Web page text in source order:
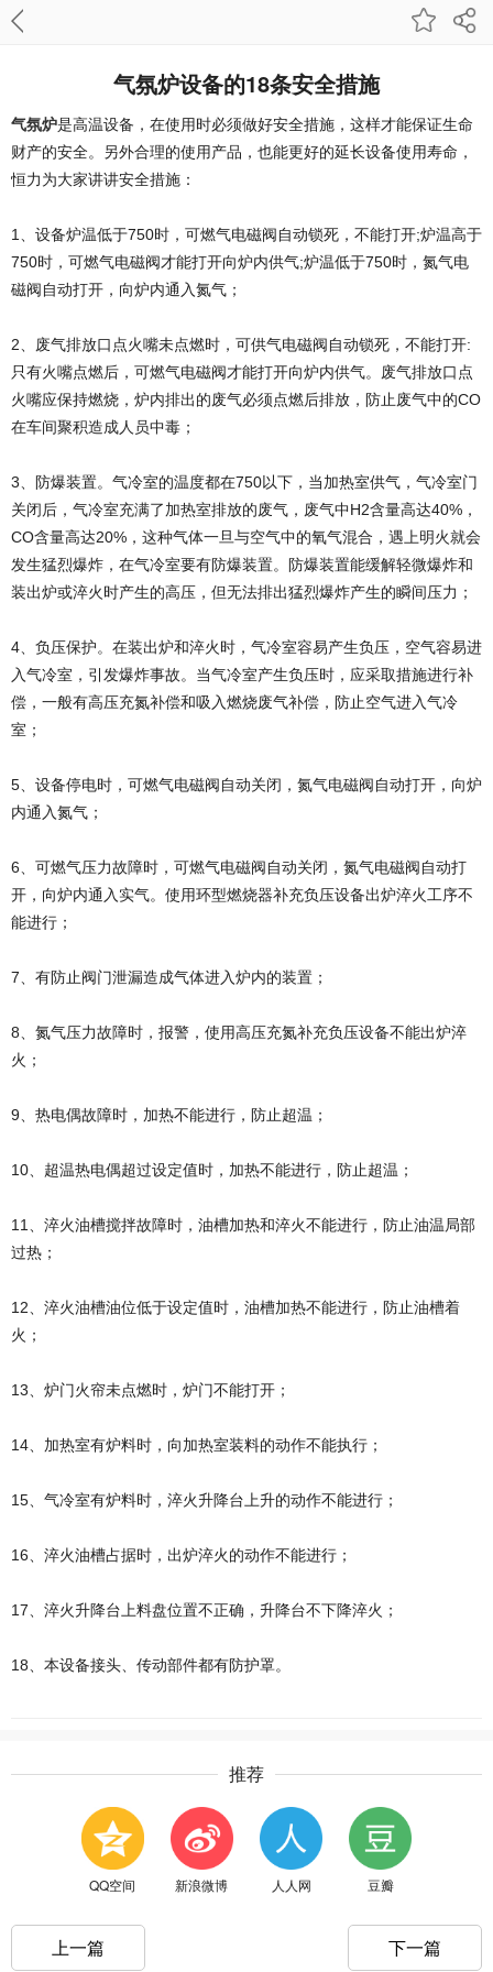
气氛炉设备的18条安全措施
气氛炉是高温设备，在使用时必须做好安全措施，这样才能保证生命
财产的安全。另外合理的使用产品，也能更好的延长设备使用寿命，
恒力为大家讲讲安全措施：
1、设备炉温低于750时，可燃气电磁阀自动锁死，不能打开;炉温高于
750时，可燃气电磁阀才能打开向炉内供气;炉温低于750时，氮气电
磁阀自动打开，向炉内通入氮气；
2、废气排放口点火嘴未点燃时，可供气电磁阀自动锁死，不能打开:
只有火嘴点燃后，可燃气电磁阀才能打开向炉内供气。废气排放口点
火嘴应保持燃烧，炉内排出的废气必须点燃后排放，防止废气中的CO
在车间聚积造成人员中毒；
3、防爆装置。气冷室的温度都在750以下，当加热室供气，气冷室门
关闭后，气冷室充满了加热室排放的废气，废气中H2含量高达40%，
CO含量高达20%，这种气体一旦与空气中的氧气混合，遇上明火就会
发生猛烈爆炸，在气冷室要有防爆装置。防爆装置能缓解轻微爆炸和
装出炉或淬火时产生的高压，但无法排出猛烈爆炸产生的瞬间压力；
4、负压保护。在装出炉和淬火时，气冷室容易产生负压，空气容易进
入气冷室，引发爆炸事故。当气冷室产生负压时，应采取措施进行补
偿，一般有高压充氮补偿和吸入燃烧废气补偿，防止空气进入气冷
室；
5、设备停电时，可燃气电磁阀自动关闭，氮气电磁阀自动打开，向炉
内通入氮气；
6、可燃气压力故障时，可燃气电磁阀自动关闭，氮气电磁阀自动打
开，向炉内通入实气。使用环型燃烧器补充负压设备出炉淬火工序不
能进行；
7、有防止阀门泄漏造成气体进入炉内的装置；
8、氮气压力故障时，报警，使用高压充氮补充负压设备不能出炉淬
火；
9、热电偶故障时，加热不能进行，防止超温；
10、超温热电偶超过设定值时，加热不能进行，防止超温；
11、淬火油槽搅拌故障时，油槽加热和淬火不能进行，防止油温局部
过热；
12、淬火油槽油位低于设定值时，油槽加热不能进行，防止油槽着
火；
13、炉门火帘未点燃时，炉门不能打开；
14、加热室有炉料时，向加热室装料的动作不能执行；
15、气冷室有炉料时，淬火升降台上升的动作不能进行；
16、淬火油槽占据时，出炉淬火的动作不能进行；
17、淬火升降台上料盘位置不正确，升降台不下降淬火；
18、本设备接头、传动部件都有防护罩。
推荐
QQ空间 新浪微博 人人网 豆瓣
上一篇 下一篇